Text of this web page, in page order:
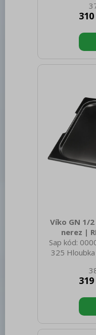
1.50 Šířka
brutto
Materiál: AISI
Nerezové
Víko GN 1/
nerez |
Sap kód:
325
0.60 Šířka
brutto
Materiál:
Vnější barva
GN / EN